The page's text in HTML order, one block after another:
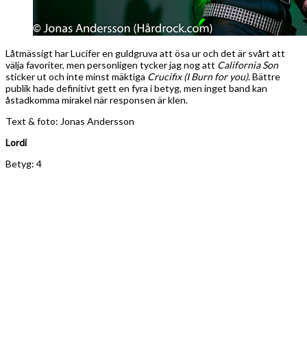
Låtmässigt har Lucifer en guldgruva att ösa ur och det är svårt att
välja favoriter, men personligen tycker jag nog att California Son
sticker ut och inte minst mäktiga Crucifix (I Burn for you). Bättre
publik hade definitivt gett en fyra i betyg, men inget band kan
åstadkomma mirakel när responsen är klen.
Text & foto: Jonas Andersson
Lordi
Betyg: 4